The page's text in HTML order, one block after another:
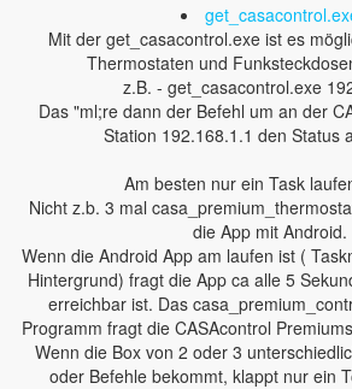
Mit der get_casacontrol.exe ist es
Thermostaten und
z.B. - get_casacontrol.exe
Das "ml;re dann der Befehl um an der
Station 192.168.1.1 den Status
Am besten nur ein Task
Nicht z.b. 3 mal
die App mit Android.
Wenn die Android App am laufen ist (
Hintergrund) fragt die App ca alle 5
erreichbar ist. Das
Programm fragt die CASAcontrol
Wenn die Box von 2 oder 3
oder Befehle bekommt, klappt nur ein